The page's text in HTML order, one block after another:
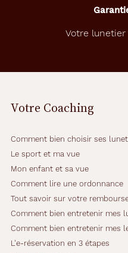
Votre lunetier
Votre Coaching
Comment bien choisir ses
Le sport et ma vue
Mon enfant et sa vue
Comment lire une ordonnance
Tout savoir sur votre
Comment bien entretenir mes
Comment bien entretenir mes
L'e-réservation en 3 étapes